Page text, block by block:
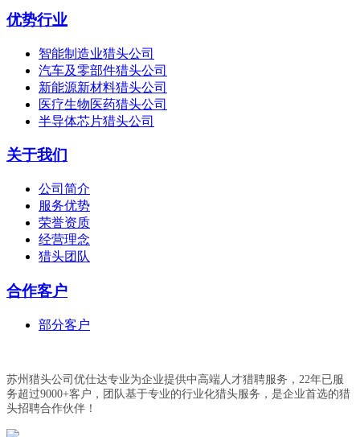
优势行业
智能制造业猎头公司
汽车及零部件猎头公司
新能源新材料猎头公司
医疗生物医药猎头公司
半导体芯片猎头公司
关于我们
公司简介
服务优势
荣誉资质
经营理念
猎头团队
合作客户
部分客户
苏州猎头公司优仕达专业为企业提供中高端人才猎聘服务，22年已服
务超过9000+客户，团队基于专业的行业化猎头服务，是企业首选的猎
头招聘合作伙伴！